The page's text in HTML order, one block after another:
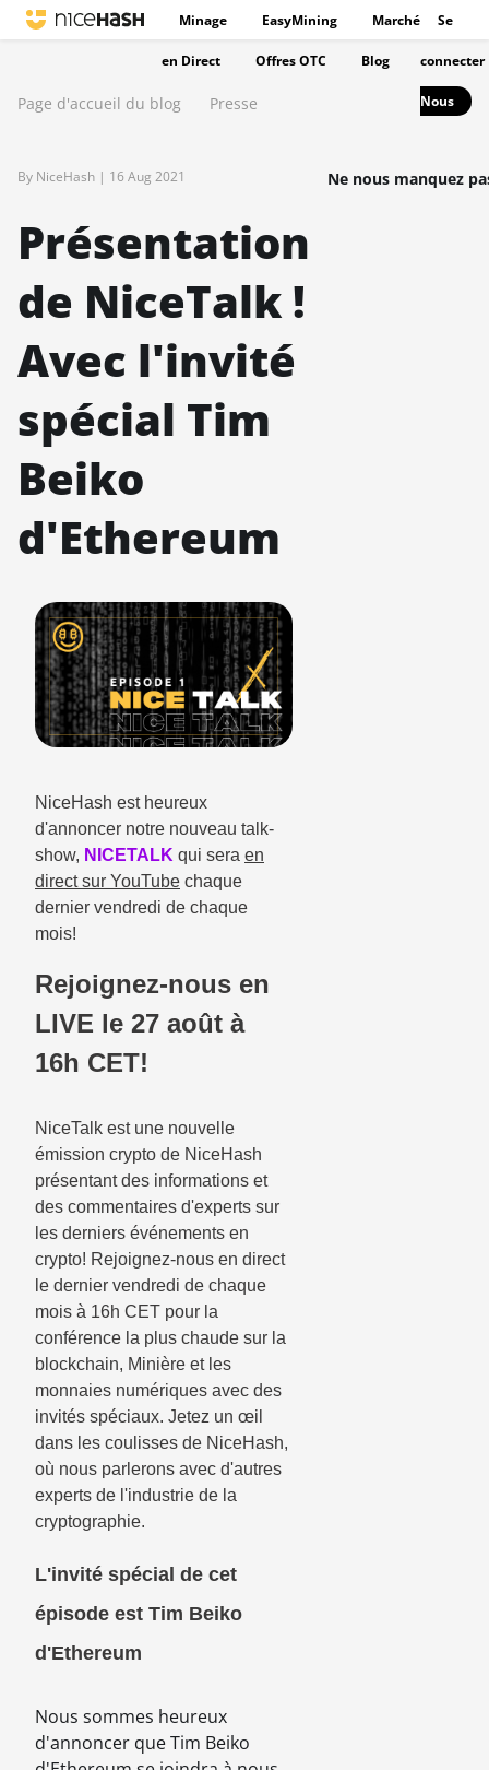
Minage EasyMining Marché
en Direct Offres OTC Blog
Se
connecter
Nous
Page d'accueil du blog Presse
By NiceHash | 16 Aug 2021
Présentation
de NiceTalk !
Avec l'invité
spécial Tim
Beiko
d'Ethereum
NiceHash est heureux
d'annoncer notre nouveau talk-
show, NICETALK qui sera en
direct sur YouTube chaque
dernier vendredi de chaque
mois!
Rejoignez-nous en
LIVE le 27 août à
16h CET!
NiceTalk est une nouvelle
émission crypto de NiceHash
présentant des informations et
des commentaires d'experts sur
les derniers événements en
crypto! Rejoignez-nous en direct
le dernier vendredi de chaque
mois à 16h CET pour la
conférence la plus chaude sur la
blockchain, Minière et les
monnaies numériques avec des
invités spéciaux. Jetez un œil
dans les coulisses de NiceHash,
où nous parlerons avec d'autres
experts de l'industrie de la
cryptographie.
L'invité spécial de cet
épisode est Tim Beiko
d'Ethereum
Nous sommes heureux
d'annoncer que Tim Beiko
Ne nous manquez